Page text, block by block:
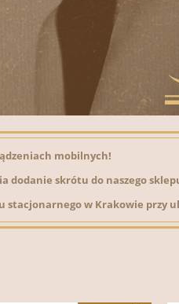
mobilnych!
skrótu do naszego
stacjonarnego w Krakowie przy